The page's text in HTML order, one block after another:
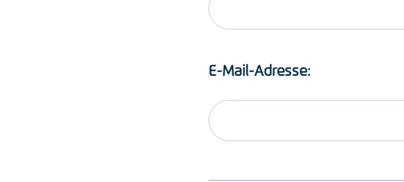
E-Mail-Adresse: